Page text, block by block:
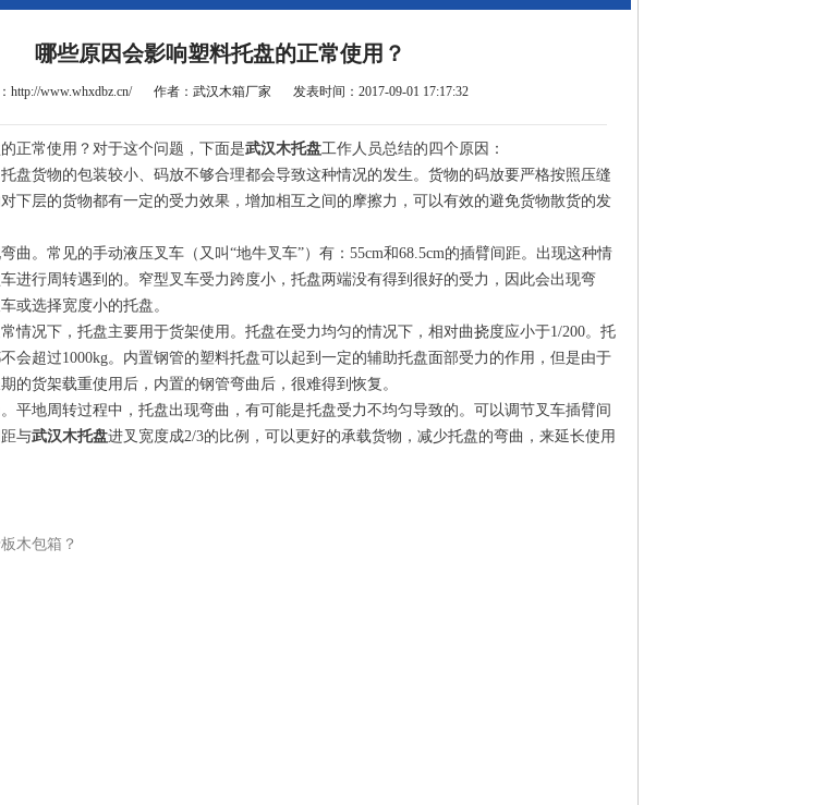
哪些原因会影响塑料托盘的正常使用？
http://www.whxdbz.cn/ 作者： 武汉木箱厂家 发表时间：2017-09-01 17:17:32
正常使用？对于这个问题，下面是武汉木托盘工作人员总结的四个原因：
盘货物的包装较小、码放不够合理都会导致这种情况的发生。货物的码放要严格按照压缝
下层的货物都有一定的受力效果，增加相互之间的摩擦力，可以有效的避免货物散货的发
曲。常见的手动液压叉车（又叫“地牛叉车”）有：55cm和68.5cm的插臂间距。出现这种情
进行周转遇到的。窄型叉车受力跨度小，托盘两端没有得到很好的受力，因此会出现弯
或选择宽度小的托盘。
情况下，托盘主要用于货架使用。托盘在受力均匀的情况下，相对曲挠度应小于1/200。托
会超过1000kg。内置钢管的塑料托盘可以起到一定的辅助托盘面部受力的作用，但是由于
的货架载重使用后，内置的钢管弯曲后，很难得到恢复。
平地周转过程中，托盘出现弯曲，有可能是托盘受力不均匀导致的。可以调节叉车插臂间
与武汉木托盘进叉宽度成2/3的比例，可以更好的承载货物，减少托盘的弯曲，来延长使用
木包箱？